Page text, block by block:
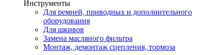
Инструменты
Для ремней, приводных и дополнительного
оборудования
Для шкивов
Замена масляного фильтра
Монтаж, демонтаж сцепления, тормоза